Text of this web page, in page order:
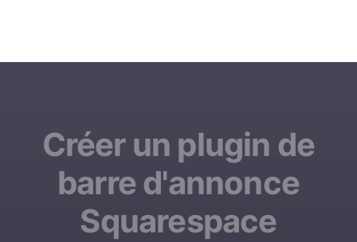
Créer un plugin de
barre d'annonce
Squarespace